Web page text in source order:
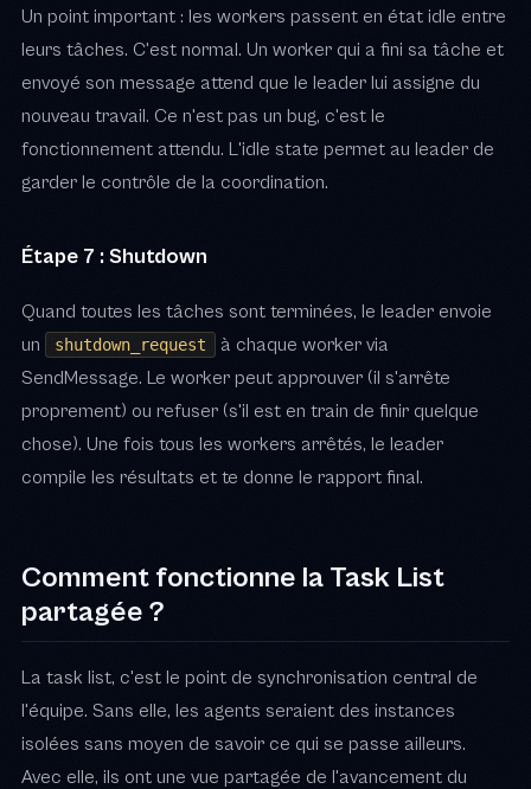
Un point important : les workers passent en état idle entre
leurs tâches. C'est normal. Un worker qui a fini sa tâche et
envoyé son message attend que le leader lui assigne du
nouveau travail. Ce n'est pas un bug, c'est le
fonctionnement attendu. L'idle state permet au leader de
garder le contrôle de la coordination.
Étape 7 : Shutdown
Quand toutes les tâches sont terminées, le leader envoie
un
shutdown_request
à chaque worker via
SendMessage. Le worker peut approuver (il s'arrête
proprement) ou refuser (s'il est en train de finir quelque
chose). Une fois tous les workers arrêtés, le leader
compile les résultats et te donne le rapport final.
Comment fonctionne la Task List
partagée ?
La task list, c'est le point de synchronisation central de
l'équipe. Sans elle, les agents seraient des instances
isolées sans moyen de savoir ce qui se passe ailleurs.
Avec elle, ils ont une vue partagée de l'avancement du